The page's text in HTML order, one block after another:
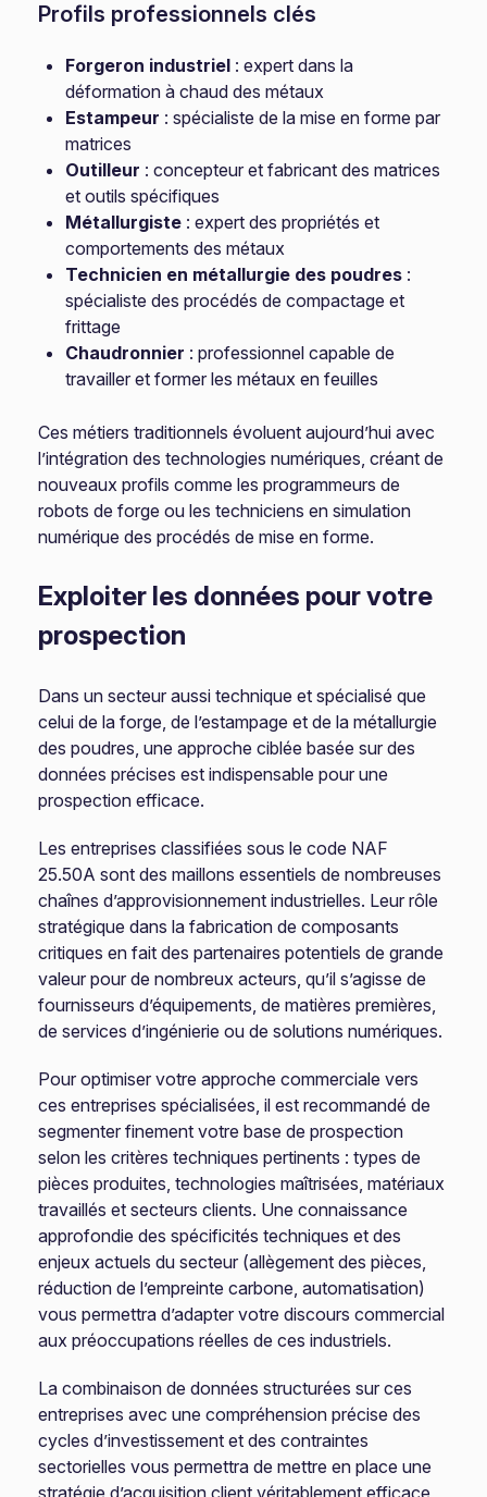
Profils professionnels clés
Forgeron industriel : expert dans la
déformation à chaud des métaux
Estampeur : spécialiste de la mise en forme par
matrices
Outilleur : concepteur et fabricant des matrices
et outils spécifiques
Métallurgiste : expert des propriétés et
comportements des métaux
Technicien en métallurgie des poudres :
spécialiste des procédés de compactage et
frittage
Chaudronnier : professionnel capable de
travailler et former les métaux en feuilles
Ces métiers traditionnels évoluent aujourd’hui avec
l’intégration des technologies numériques, créant de
nouveaux profils comme les programmeurs de
robots de forge ou les techniciens en simulation
numérique des procédés de mise en forme.
Exploiter les données pour votre
prospection
Dans un secteur aussi technique et spécialisé que
celui de la forge, de l’estampage et de la métallurgie
des poudres, une approche ciblée basée sur des
données précises est indispensable pour une
prospection efficace.
Les entreprises classifiées sous le code NAF
25.50A sont des maillons essentiels de nombreuses
chaînes d’approvisionnement industrielles. Leur rôle
stratégique dans la fabrication de composants
critiques en fait des partenaires potentiels de grande
valeur pour de nombreux acteurs, qu’il s’agisse de
fournisseurs d’équipements, de matières premières,
de services d’ingénierie ou de solutions numériques.
Pour optimiser votre approche commerciale vers
ces entreprises spécialisées, il est recommandé de
segmenter finement votre base de prospection
selon les critères techniques pertinents : types de
pièces produites, technologies maîtrisées, matériaux
travaillés et secteurs clients. Une connaissance
approfondie des spécificités techniques et des
enjeux actuels du secteur (allègement des pièces,
réduction de l’empreinte carbone, automatisation)
vous permettra d’adapter votre discours commercial
aux préoccupations réelles de ces industriels.
La combinaison de données structurées sur ces
entreprises avec une compréhension précise des
cycles d’investissement et des contraintes
sectorielles vous permettra de mettre en place une
stratégie d’acquisition client véritablement efficace